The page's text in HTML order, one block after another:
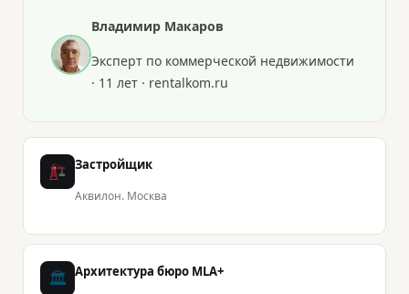
Владимир Макаров
Эксперт по коммерческой недвижимости
· 11 лет · rentalkom.ru
Застройщик
Аквилон. Москва
🏛 Архитектура бюро MLA+